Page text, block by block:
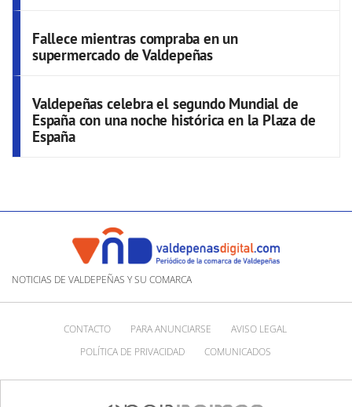
Fallece mientras compraba en un
supermercado de Valdepeñas
Valdepeñas celebra el segundo Mundial de
España con una noche histórica en la Plaza de
España
NOTICIAS DE VALDEPEÑAS Y SU COMARCA
CONTACTO PARA ANUNCIARSE
AVISO LEGAL
POLÍTICA DE PRIVACIDAD
COMUNICADOS